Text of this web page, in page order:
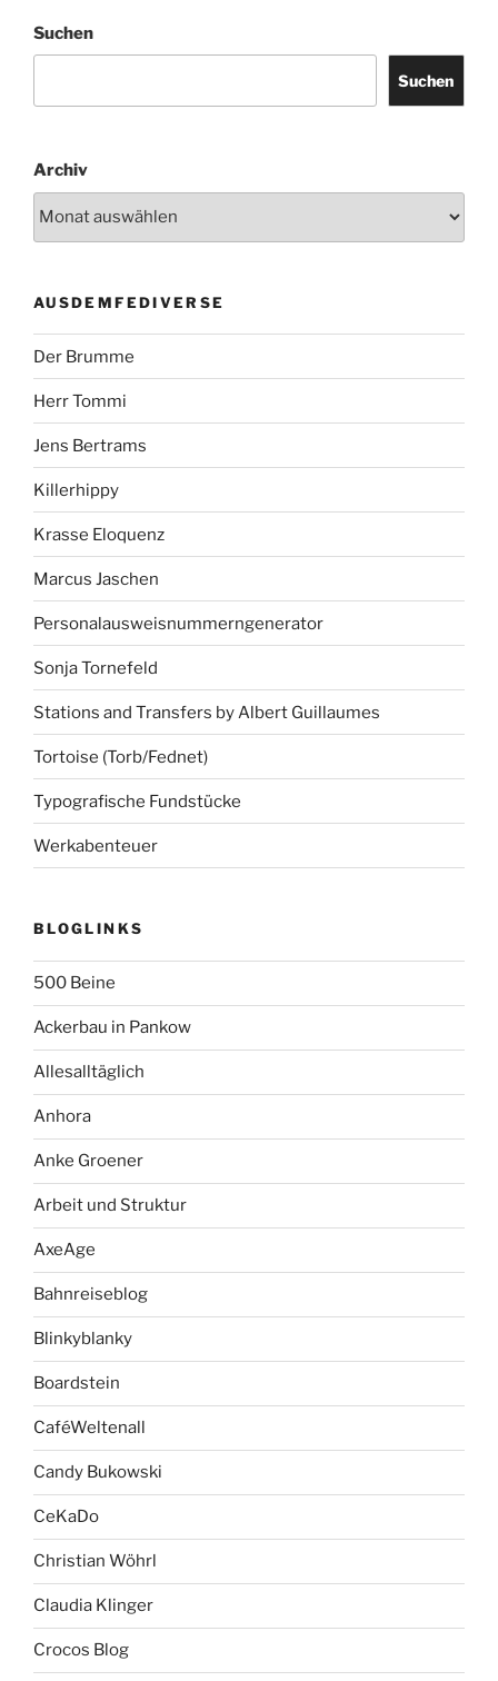
Suchen
Suchen
Archiv
AUSDEMFEDIVERSE
Der Brumme
Herr Tommi
Jens Bertrams
Killerhippy
Krasse Eloquenz
Marcus Jaschen
Personalausweisnummerngenerator
Sonja Tornefeld
Stations and Transfers by Albert Guillaumes
Tortoise (Torb/Fednet)
Typografische Fundstücke
Werkabenteuer
BLOGLINKS
500 Beine
Ackerbau in Pankow
Allesalltäglich
Anhora
Anke Groener
Arbeit und Struktur
AxeAge
Bahnreiseblog
Blinkyblanky
Boardstein
CaféWeltenall
Candy Bukowski
CeKaDo
Christian Wöhrl
Claudia Klinger
Crocos Blog